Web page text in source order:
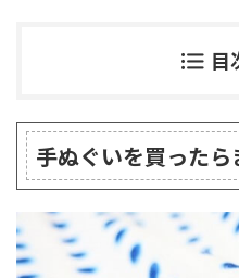
目
手ぬぐいを買った